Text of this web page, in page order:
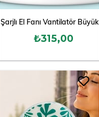
Şarjlı El Fanı Vantilatör Büyük
₺315,00